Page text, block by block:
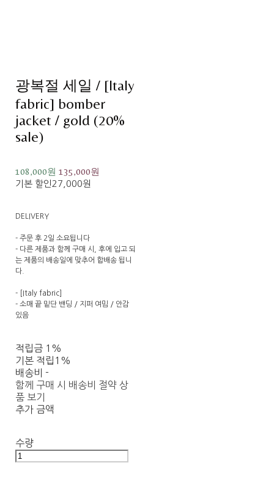
광복절 세일 / [Italy
fabric] bomber
jacket / gold (20%
sale)
108,000원135,000원
기본 할인 27,000원
DELIVERY
- 주문 후 2일 소요됩니다
- 다른 제품과 함께 구매 시, 후에 입고 되
는 제품의 배송일에 맞추어 합배송 됩니
다.
- [Italy fabric]
- 소매 끝 밑단 밴딩 / 지퍼 여밈 / 안감
있음
적립금 1%
기본 적립 1%
배송비 -
함께 구매 시 배송비 절약 상
품 보기
추가 금액
수량